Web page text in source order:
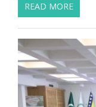
READ MORE